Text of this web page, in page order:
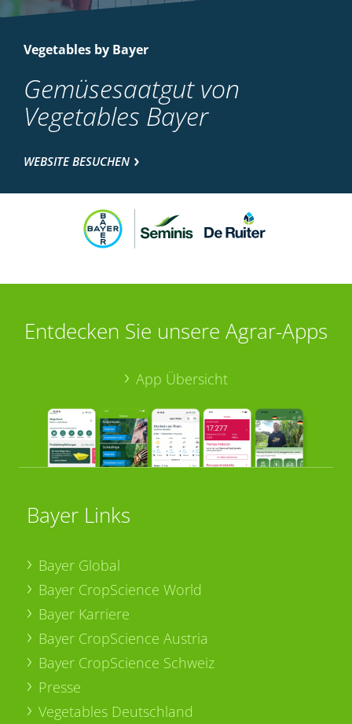
Vegetables by Bayer
Gemüsesaatgut von
Vegetables Bayer
WEBSITE BESUCHEN
Entdecken Sie unsere Agrar-Apps
App Übersicht
Bayer Links
Bayer Global
Bayer CropScience World
Bayer Karriere
Bayer CropScience Austria
Bayer CropScience Schweiz
Presse
Vegetables Deutschland